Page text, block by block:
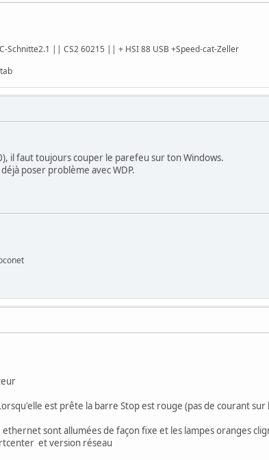
Schnitte2.1 || CS2 60215 || + HSI 88 USB +Speed-cat-Zeller
il faut toujours couper le parefeu sur ton Windows.
poser problème avec WDP.
prête la barre Stop est rouge (pas de courant sur le
sont allumées de façon fixe et les lampes oranges
version réseau